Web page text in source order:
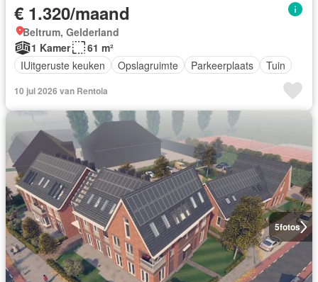
€ 1.320/maand
Beltrum, Gelderland
1 Kamer
61 m²
IUitgeruste keuken
Opslagruimte Parkeerplaats Tuin
10 jul 2026 van Rentola
5fotos